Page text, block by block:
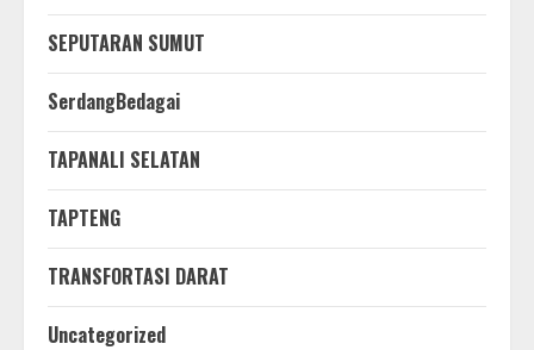
SEPUTARAN SUMUT
SerdangBedagai
TAPANALI SELATAN
TAPTENG
TRANSFORTASI DARAT
Uncategorized